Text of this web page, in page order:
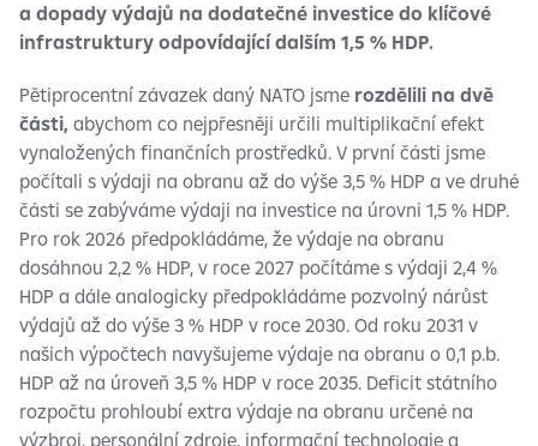
a dopady výdajů na dodatečné investice do klíčové
infrastruktury odpovídající dalším 1,5 % HDP.
Pětiprocentní závazek daný NATO jsme rozdělili na dvě
části, abychom co nejpřesněji určili multiplikační efekt
vynaložených finančních prostředků. V první části jsme
počítali s výdaji na obranu až do výše 3,5 % HDP a ve druhé
části se zabýváme výdaji na investice na úrovni 1,5 % HDP.
Pro rok 2026 předpokládáme, že výdaje na obranu
dosáhnou 2,2 % HDP, v roce 2027 počítáme s výdaji 2,4 %
HDP a dále analogicky předpokládáme pozvolný nárůst
výdajů až do výše 3 % HDP v roce 2030. Od roku 2031 v
našich výpočtech navyšujeme výdaje na obranu o 0,1 p.b.
HDP až na úroveň 3,5 % HDP v roce 2035. Deficit státního
rozpočtu prohloubí extra výdaje na obranu určené na
výzbroj, personální zdroje, informační technologie a